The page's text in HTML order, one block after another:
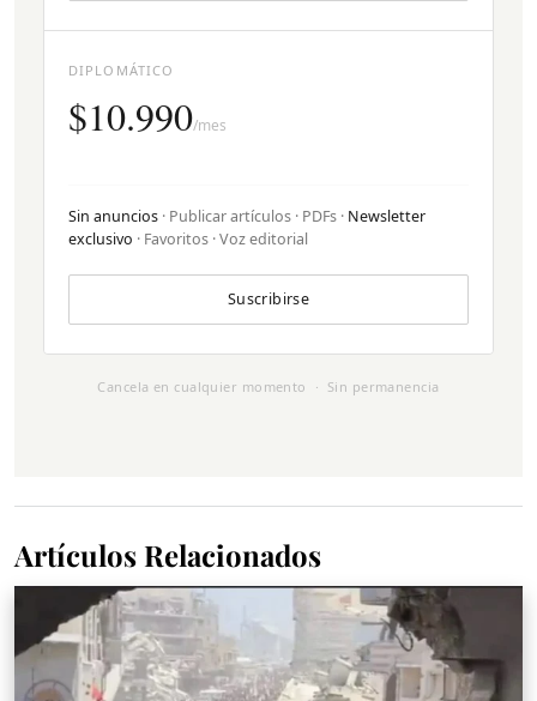
DIPLOMÁTICO
$10.990/mes
Sin anuncios · Publicar artículos · PDFs · Newsletter
exclusivo · Favoritos · Voz editorial
Suscribirse
Cancela en cualquier momento · Sin permanencia
Artículos Relacionados